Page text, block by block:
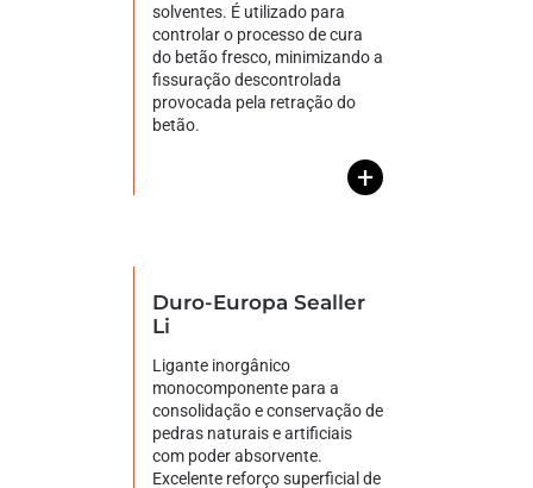
solventes. É utilizado para
controlar o processo de cura
do betão fresco, minimizando a
fissuração descontrolada
provocada pela retração do
betão.
+
Duro-Europa Sealler
Li
Ligante inorgânico
monocomponente para a
consolidação e conservação de
pedras naturais e artificiais
com poder absorvente.
Excelente reforço superficial de